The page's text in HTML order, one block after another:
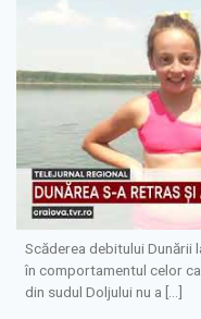
Scăderea debitului
în comportamentul celor
din sudul Doljului nu a […]